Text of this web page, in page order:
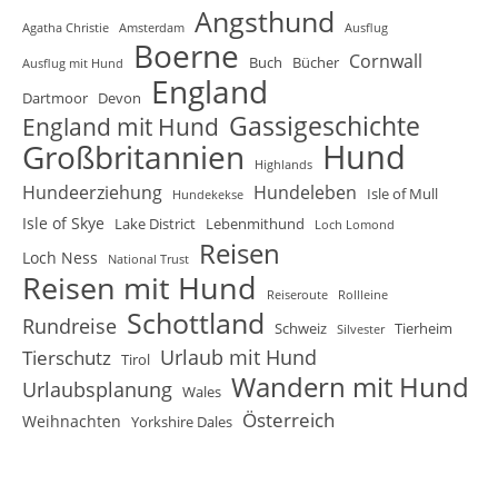
Agatha Christie Amsterdam Angsthund Ausflug
Ausflug mit Hund Boerne Buch Bücher Cornwall
Dartmoor Devon England
England mit Hund Gassigeschichte
Großbritannien Highlands Hund
Hundeerziehung Hundekekse Hundeleben Isle of Mull
Isle of Skye Lake District Lebenmithund Loch Lomond
Loch Ness National Trust Reisen
Reisen mit Hund Reiseroute Rollleine
Rundreise Schottland Schweiz Silvester Tierheim
Tierschutz Tirol Urlaub mit Hund
Urlaubsplanung Wales Wandern mit Hund
Weihnachten Yorkshire Dales Österreich